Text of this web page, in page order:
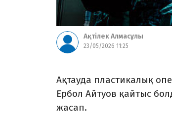
Ақтілек Алмасұлы
23/05/2026 11:25
Ақтауда пластикалық
Ербол Айтуов қайтыс
жасап.